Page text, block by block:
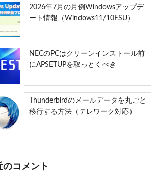
2026年7月の月例Windowsアップデ
ート情報（Windows11/10ESU）
NECのPCはクリーンインストール前
にAPSETUPを取っとくべき
Thunderbirdのメールデータを丸ごと
移行する方法（テレワーク対応）
のコメント